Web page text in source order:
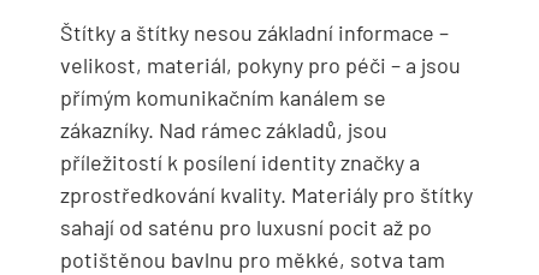
Štítky a štítky nesou základní informace –
velikost, materiál, pokyny pro péči – a jsou
přímým komunikačním kanálem se
zákazníky. Nad rámec základů, jsou
příležitostí k posílení identity značky a
zprostředkování kvality. Materiály pro štítky
sahají od saténu pro luxusní pocit až po
potištěnou bavlnu pro měkké, sotva tam